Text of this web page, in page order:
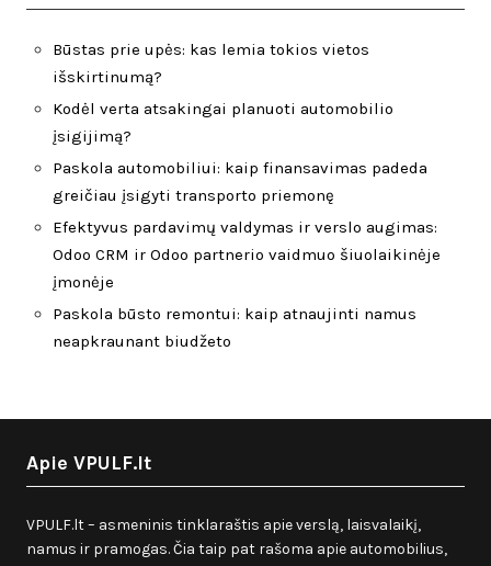
Būstas prie upės: kas lemia tokios vietos
išskirtinumą?
Kodėl verta atsakingai planuoti automobilio
įsigijimą?
Paskola automobiliui: kaip finansavimas padeda
greičiau įsigyti transporto priemonę
Efektyvus pardavimų valdymas ir verslo augimas:
Odoo CRM ir Odoo partnerio vaidmuo šiuolaikinėje
įmonėje
Paskola būsto remontui: kaip atnaujinti namus
neapkraunant biudžeto
Apie VPULF.lt
VPULF.lt – asmeninis tinklaraštis apie verslą, laisvalaikį,
namus ir pramogas. Čia taip pat rašoma apie automobilius,